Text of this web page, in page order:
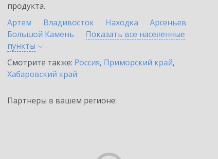
продукта.
Артем
Владивосток Находка
Арсеньев
Большой Камень
Показать все населенные
пункты
Смотрите также: Россия, Приморский край,
Хабаровский край
Партнеры в вашем регионе: